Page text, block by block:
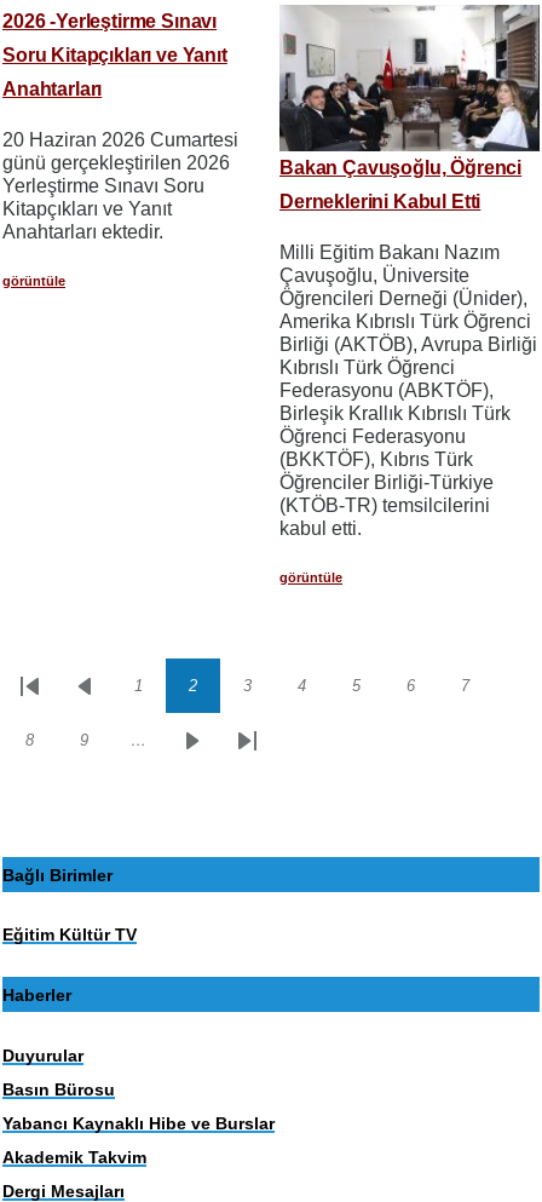
2026 -Yerleştirme Sınavı
Soru Kitapçıkları ve Yanıt
Anahtarları
20 Haziran 2026 Cumartesi
günü gerçekleştirilen 2026
Yerleştirme Sınavı Soru
Kitapçıkları ve Yanıt
Anahtarları ektedir.
görüntüle
Bakan Çavuşoğlu, Öğrenci
Derneklerini Kabul Etti
Milli Eğitim Bakanı Nazım
Çavuşoğlu, Üniversite
Öğrencileri Derneği (Ünider),
Amerika Kıbrıslı Türk Öğrenci
Birliği (AKTÖB), Avrupa Birliği
Kıbrıslı Türk Öğrenci
Federasyonu (ABKTÖF),
Birleşik Krallık Kıbrıslı Türk
Öğrenci Federasyonu
(BKKTÖF), Kıbrıs Türk
Öğrenciler Birliği-Türkiye
(KTÖB-TR) temsilcilerini
kabul etti.
görüntüle
Sayfalama
İlk
Önceki
Sayfa
1 Sayfa
2 Sayfa
3 Sayfa
4 Sayfa
5 Sayfa
6 Sayfa
7
Sayfa
8 Sayfa
9 …
SonrakiSon
Bağlı Birimler
Eğitim Kültür TV
Haberler
Duyurular
Basın Bürosu
Yabancı Kaynaklı Hibe ve Burslar
Akademik Takvim
Dergi Mesajları